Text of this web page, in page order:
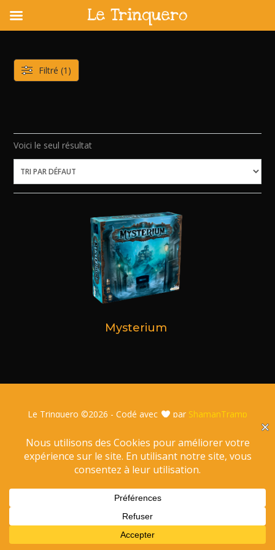
content
Voici le seul résultat
Mysterium
Filtré (1)
Le Trinquero ©2026 - Codé avec par ShamanTramp
Le Trinquero